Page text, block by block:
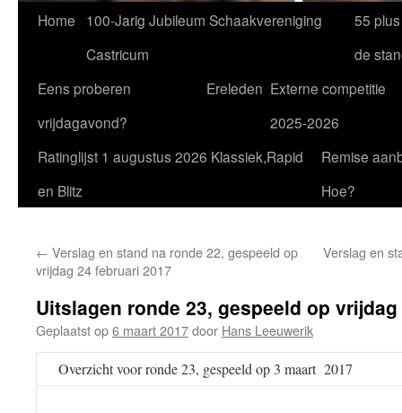
Home
100-Jarig Jubileum Schaakvereniging
Castricum
55
de
Eens proberen
vrijdagavond?
Ereleden Externe competitie
2025-2026
Ratinglijst 1 augustus 2026 Klassiek,Rapid
en Blitz
Remise
Hoe?
← Verslag en stand na ronde 22, gespeeld op
vrijdag 24 februari 2017
Verslag en
Uitslagen ronde 23, gespeeld op vrijdag
Geplaatst op6 maart 2017door Hans Leeuwerik
Overzicht voor ronde 23, gespeeld op 3 maart 2017